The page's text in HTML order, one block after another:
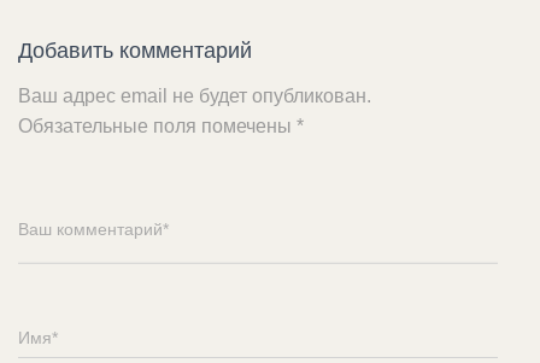
Добавить комментарий
Ваш адрес email не будет опубликован.
Обязательные поля помечены *